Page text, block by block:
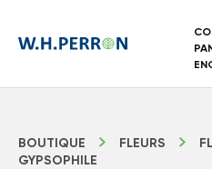
BOUTIQUE FLEURS
GYPSOPHILE